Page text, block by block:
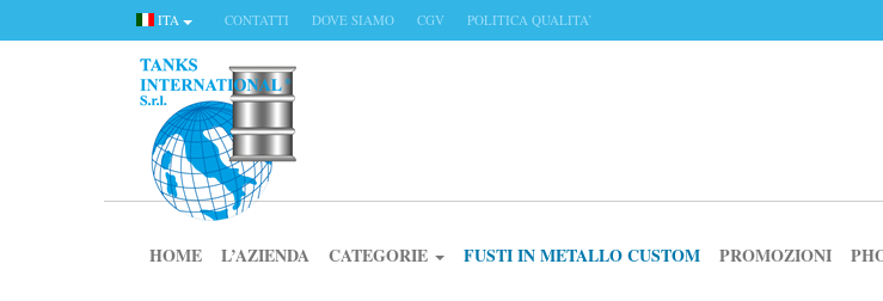
ITA CONTATTI DOVE SIAMO CGV POLITICA QUALITA’
HOME L’AZIENDA CATEGORIE FUSTI IN METALLO CUSTOM PROMOZIONI